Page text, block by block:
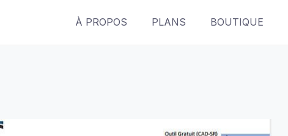
À PROPOS PLANS BOUTIQUE